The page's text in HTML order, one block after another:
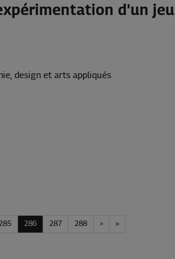
d'un jeu
design et arts appliqués
286 287 288 > »